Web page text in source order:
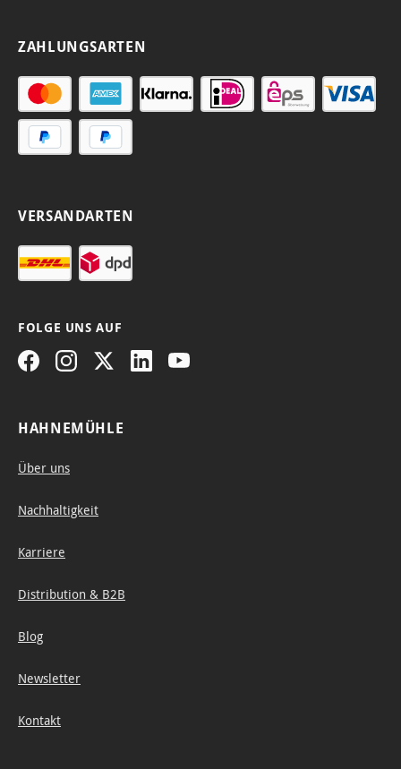
ZAHLUNGSARTEN
VERSANDARTEN
FOLGE UNS AUF
HAHNEMÜHLE
Über uns
Nachhaltigkeit
Karriere
Distribution & B2B
Blog
Newsletter
Kontakt